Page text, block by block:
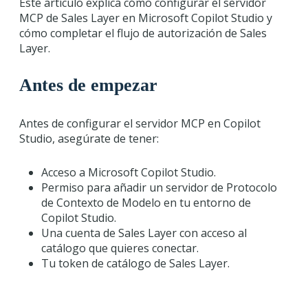
MCP de Sales Layer en Microsoft Copilot Studio y
cómo completar el flujo de autorización de Sales
Layer.
Antes de empezar
Antes de configurar el servidor MCP en Copilot
Studio, asegúrate de tener:
Acceso a Microsoft Copilot Studio.
Permiso para añadir un servidor de Protocolo
de Contexto de Modelo en tu entorno de
Copilot Studio.
Una cuenta de Sales Layer con acceso al
catálogo que quieres conectar.
Tu token de catálogo de Sales Layer.